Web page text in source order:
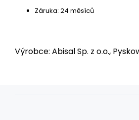
Záruka: 24 měsíců
Výrobce: Abisal Sp. z o.o.,